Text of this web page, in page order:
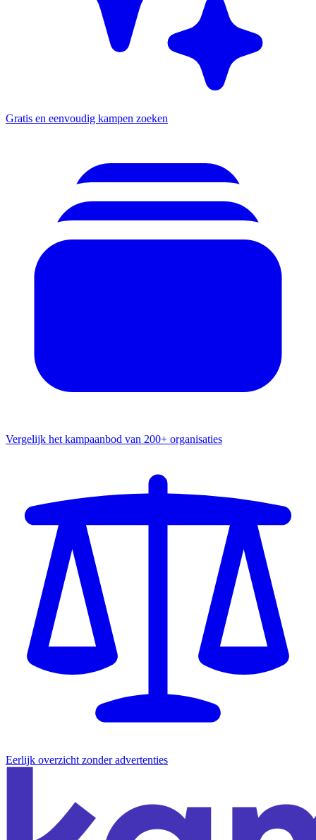
Gratis en eenvoudig kampen zoeken
Vergelijk het kampaanbod van 200+ organisaties
Eerlijk overzicht zonder advertenties